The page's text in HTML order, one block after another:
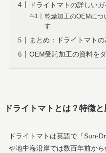
ドライトマトの詳しい
乾燥加工のOEMにつ
す
まとめ：ドライトマト
OEM受託加工の資料を
ドライトマトとは？特徴と
ドライトマトは英語で「Sun-
や地中海沿岸では数百年前か